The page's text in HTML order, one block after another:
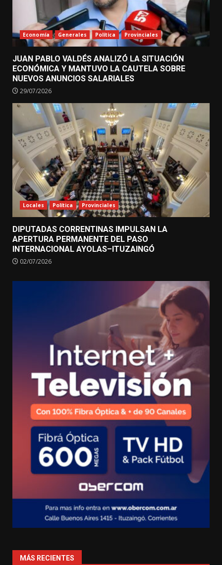
Economía Generales Política Provinciales
JUAN PABLO VALDÉS ANALIZÓ LA SITUACIÓN
ECONÓMICA Y MANTUVO LA CAUTELA SOBRE
NUEVOS ANUNCIOS SALARIALES
29/07/2026
Locales Política Provinciales
DIPUTADAS CORRENTINAS IMPULSAN LA
APERTURA PERMANENTE DEL PASO
INTERNACIONAL AYOLAS–ITUZAINGÓ
02/07/2026
MÁS RECIENTES